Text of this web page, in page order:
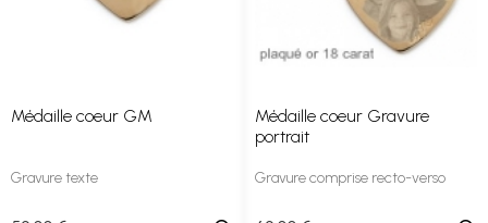
Médaille coeur GM
Gravure texte
Médaille coeur Gravure
portrait
Gravure comprise recto-verso